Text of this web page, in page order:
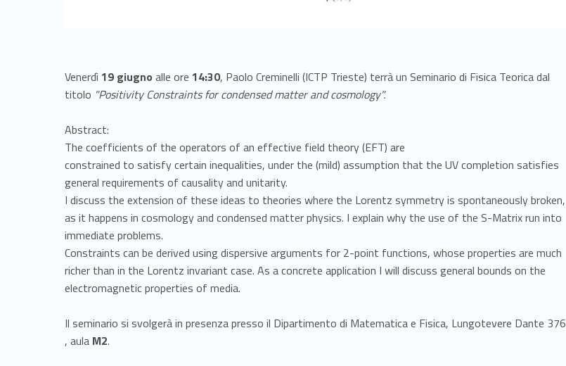
Venerdì 19 giugno alle ore 14:30, Paolo Creminelli (ICTP Trieste) terrà un Seminario di Fisica Teorica dal
titolo "Positivity Constraints for condensed matter and cosmology".
Abstract:
The coefficients of the operators of an effective field theory (EFT) are
constrained to satisfy certain inequalities, under the (mild) assumption that the UV completion satisfies
general requirements of causality and unitarity.
I discuss the extension of these ideas to theories where the Lorentz symmetry is spontaneously broken,
as it happens in cosmology and condensed matter physics. I explain why the use of the S-Matrix run into
immediate problems.
Constraints can be derived using dispersive arguments for 2-point functions, whose properties are much
richer than in the Lorentz invariant case. As a concrete application I will discuss general bounds on the
electromagnetic properties of media.
Il seminario si svolgerà in presenza presso il Dipartimento di Matematica e Fisica, Lungotevere Dante 376
, aula M2.